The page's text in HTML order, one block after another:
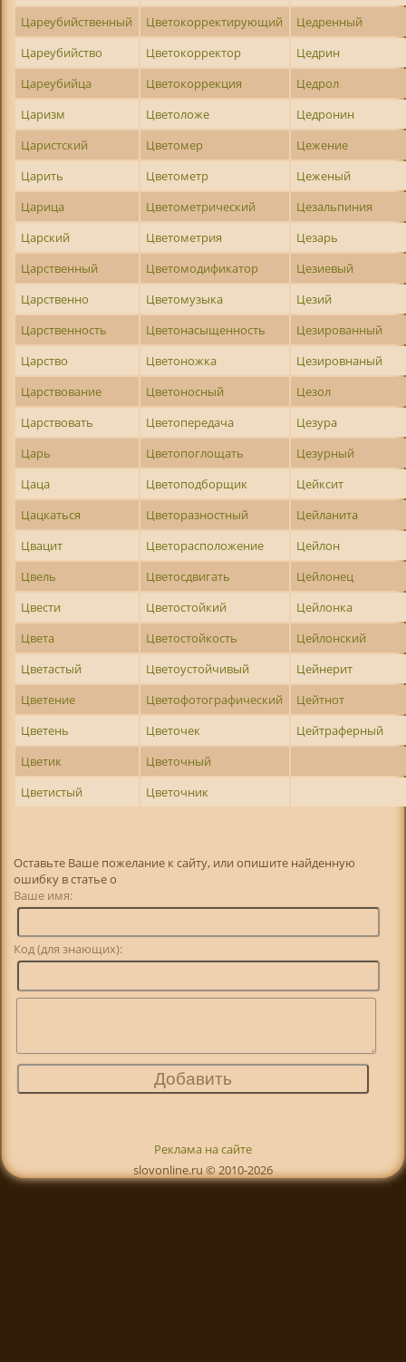
Цареубийственный
Цветокорректирующий
Цедренный
Цареубийство
Цветокорректор
Цедрин
Цареубийца
Цветокоррекция
Цедрол
Царизм
Цветоложе
Цедронин
Царистский
Цветомер
Цежение
Царить
Цветометр
Цеженый
Царица
Цветометрический
Цезальпиния
Царский
Цветометрия
Цезарь
Царственный
Цветомодификатор
Цезиевый
Царственно
Цветомузыка
Цезий
Царственность
Цветонасыщенность
Цезированный
Царство
Цветоножка
Цезировнаный
Царствование
Цветоносный
Цезол
Царствовать
Цветопередача
Цезура
Царь
Цветопоглощать
Цезурный
Цаца
Цветоподборщик
Цейксит
Цацкаться
Цветоразностный
Цейланита
Цвацит
Цветорасположение
Цейлон
Цвель
Цветосдвигать
Цейлонец
Цвести
Цветостойкий
Цейлонка
Цвета
Цветостойкость
Цейлонский
Цветастый
Цветоустойчивый
Цейнерит
Цветение
Цветофотографический
Цейтнот
Цветень
Цветочек
Цейтраферный
Цветик
Цветочный
Цветистый
Цветочник
Оставьте Ваше пожелание к сайту, или опишите найденную
ошибку в статье о
Ваше имя:
Код (для знающих):
Реклама на сайте
slovonline.ru © 2010-2026